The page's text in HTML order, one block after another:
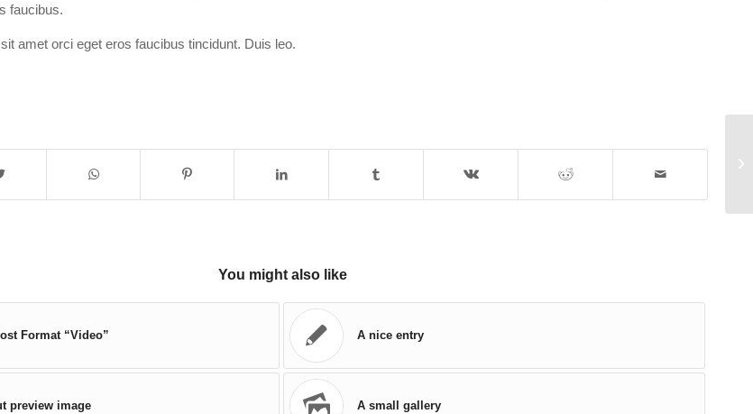
faucibus.
amet orci eget eros faucibus tincidunt. Duis leo.
You might also like
Format “Video” A nice entry
preview image A small gallery